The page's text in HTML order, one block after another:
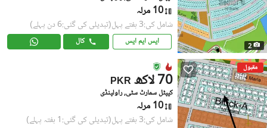
2
10 مرلہ
شامل کی:3 ہفتے پہل (تبدیلی کی گئی:6 دن پہلے)
ایس ایم ایس کال
مقبول
PKR 70 لاکھ
کیپٹل سمارٹ سٹی, راولپنڈی
10 مرلہ
شامل کی:3 ہفتے پہل (تبدیلی کی گئی:1 ہفتہ پہلے)